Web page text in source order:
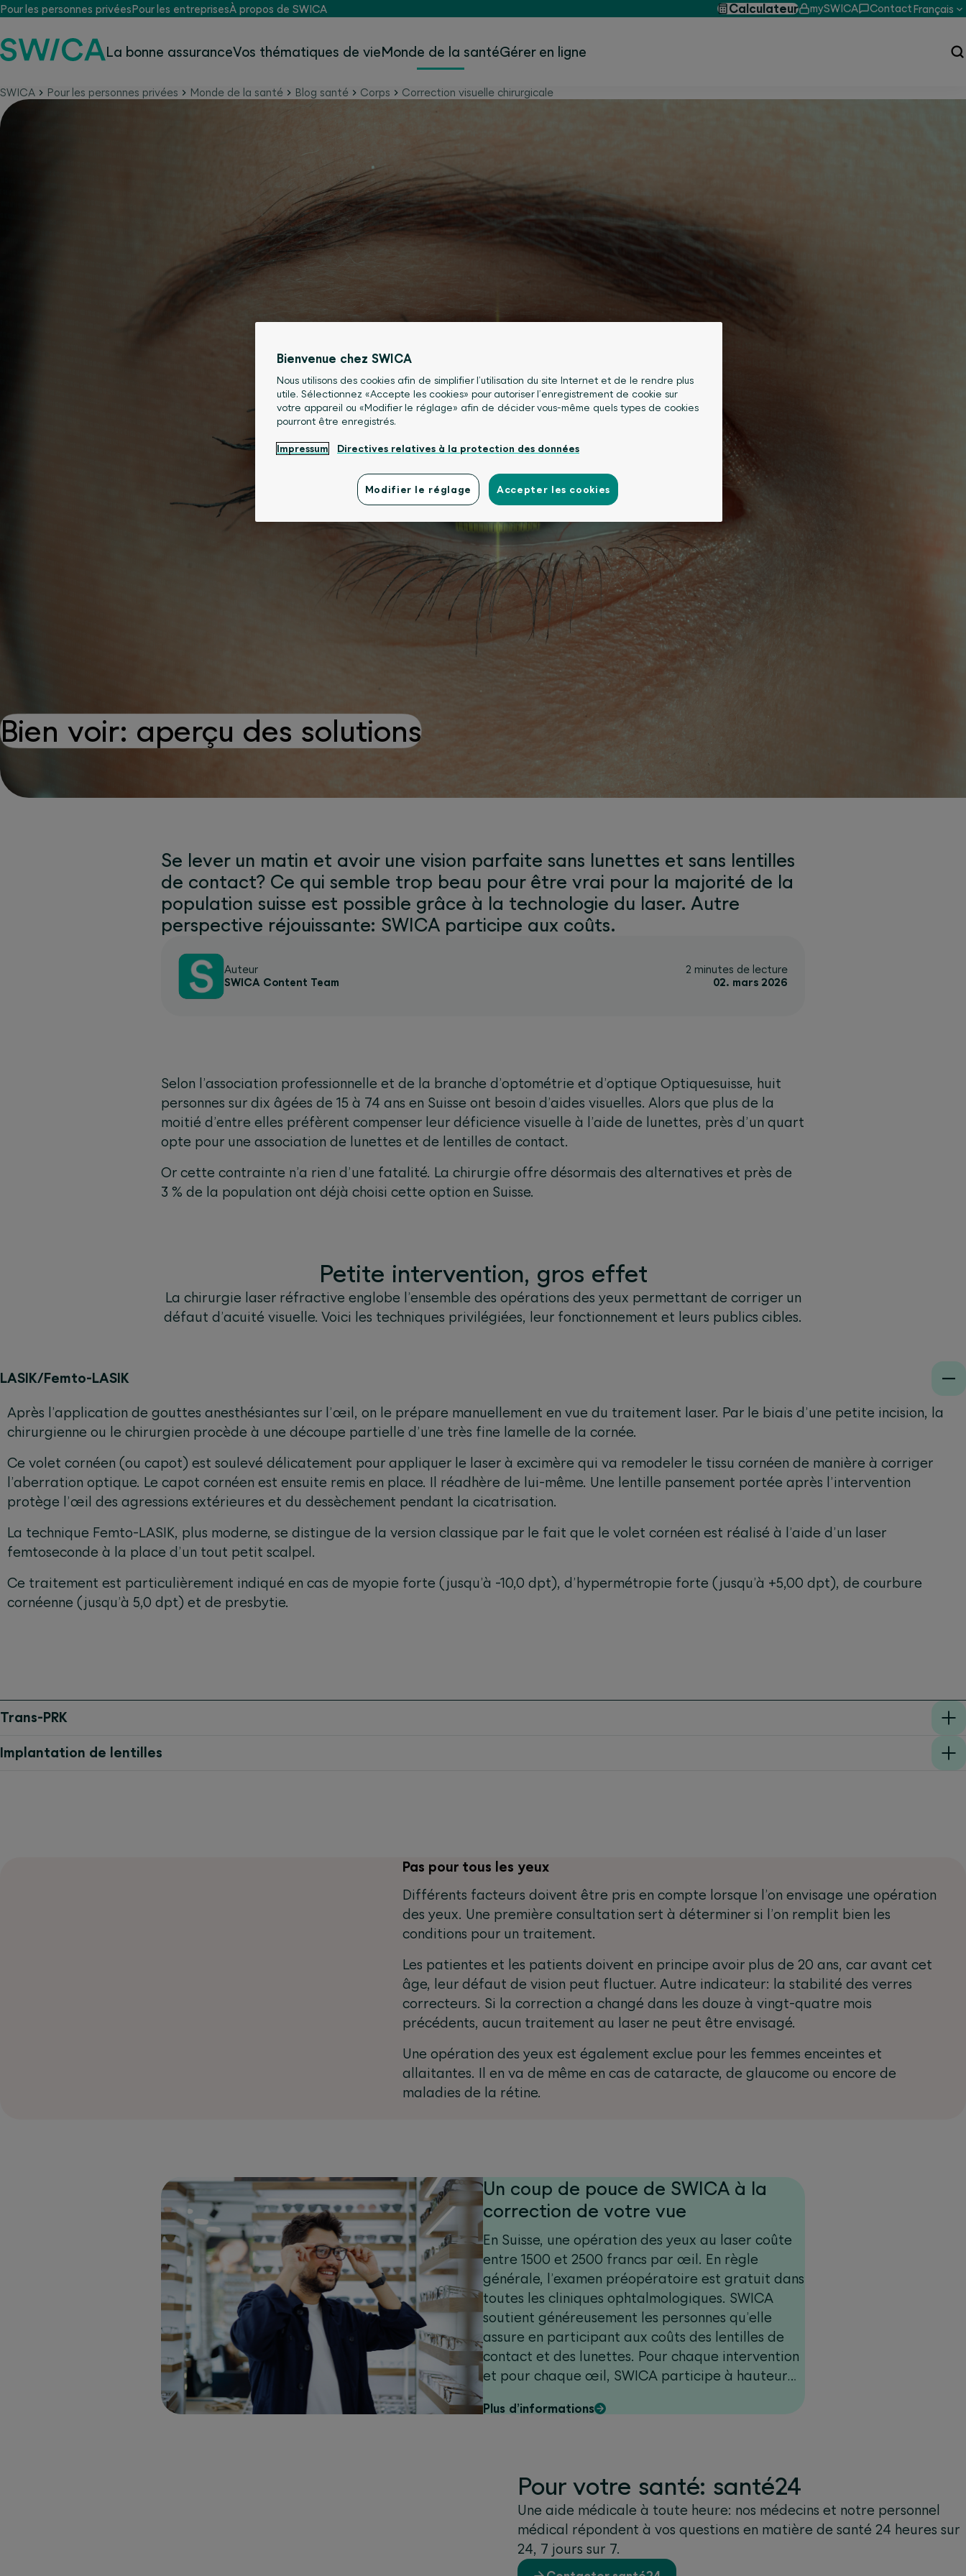
Pour les personnes privéesPour les entreprisesÀ propos de SWICA Calculateur mySWICA ContactFrançais
La bonne assuranceVos thématiques de vieMonde de la santéGérer en ligne
SWICA Pour les personnes privées Monde de la santé Blog santé Corps Correction visuelle chirurgicale
Bien voir: aperçu des solutions
Se lever un matin et avoir une vision parfaite sans lunettes et sans lentilles
de contact? Ce qui semble trop beau pour être vrai pour la majorité de la
population suisse est possible grâce à la technologie du laser. Autre
perspective réjouissante: SWICA participe aux coûts.
Auteur
SWICA Content Team
2 minutes de lecture
02. mars 2026
Selon l’association professionnelle et de la branche d’optométrie et d’optique Optiquesuisse, huit
personnes sur dix âgées de 15 à 74 ans en Suisse ont besoin d’aides visuelles. Alors que plus de la
moitié d’entre elles préfèrent compenser leur déficience visuelle à l’aide de lunettes, près d’un quart
opte pour une association de lunettes et de lentilles de contact.
Or cette contrainte n’a rien d’une fatalité. La chirurgie offre désormais des alternatives et près de
3 % de la population ont déjà choisi cette option en Suisse.
Petite intervention, gros effet
La chirurgie laser réfractive englobe l’ensemble des opérations des yeux permettant de corriger un
défaut d’acuité visuelle. Voici les techniques privilégiées, leur fonctionnement et leurs publics cibles.
LASIK/Femto-LASIK
Après l’application de gouttes anesthésiantes sur l’œil, on le prépare manuellement en vue du traitement laser. Par le biais d’une petite incision, la
chirurgienne ou le chirurgien procède à une découpe partielle d’une très fine lamelle de la cornée.
Ce volet cornéen (ou capot) est soulevé délicatement pour appliquer le laser à excimère qui va remodeler le tissu cornéen de manière à corriger
l’aberration optique. Le capot cornéen est ensuite remis en place. Il réadhère de lui-même. Une lentille pansement portée après l’intervention
protège l’œil des agressions extérieures et du dessèchement pendant la cicatrisation.
La technique Femto-LASIK, plus moderne, se distingue de la version classique par le fait que le volet cornéen est réalisé à l’aide d’un laser
femtoseconde à la place d’un tout petit scalpel.
Ce traitement est particulièrement indiqué en cas de myopie forte (jusqu’à -10,0 dpt), d’hypermétropie forte (jusqu’à +5,00 dpt), de courbure
cornéenne (jusqu’à 5,0 dpt) et de presbytie.
Trans-PRK
Implantation de lentilles
Pas pour tous les yeux
Différents facteurs doivent être pris en compte lorsque l’on envisage une opération
des yeux. Une première consultation sert à déterminer si l’on remplit bien les
conditions pour un traitement.
Les patientes et les patients doivent en principe avoir plus de 20 ans, car avant cet
âge, leur défaut de vision peut fluctuer. Autre indicateur: la stabilité des verres
correcteurs. Si la correction a changé dans les douze à vingt-quatre mois
précédents, aucun traitement au laser ne peut être envisagé.
Une opération des yeux est également exclue pour les femmes enceintes et
allaitantes. Il en va de même en cas de cataracte, de glaucome ou encore de
maladies de la rétine.
Un coup de pouce de SWICA à la
correction de votre vue
En Suisse, une opération des yeux au laser coûte
entre 1500 et 2500 francs par œil. En règle
générale, l’examen préopératoire est gratuit dans
toutes les cliniques ophtalmologiques. SWICA
soutient généreusement les personnes qu’elle
assure en participant aux coûts des lentilles de
contact et des lunettes. Pour chaque intervention
et pour chaque œil, SWICA participe à hauteur
500 francs dans le cadre de Completa Top ou
Plus d’informations
Pour votre santé: santé24
Une aide médicale à toute heure: nos médecins et notre personnel
médical répondent à vos questions en matière de santé 24 heures sur
24, 7 jours sur 7.
Bienvenue chez SWICA
Nous utilisons des cookies afin de simplifier l’utilisation du site Internet et de le rendre plus
utile. Sélectionnez «Accepte les cookies» pour autoriser l’enregistrement de cookie sur
votre appareil ou «Modifier le réglage» afin de décider vous-même quels types de cookies
pourront être enregistrés.
Impressum Directives relatives à la protection des données
Modifier le réglage Accepter les cookies